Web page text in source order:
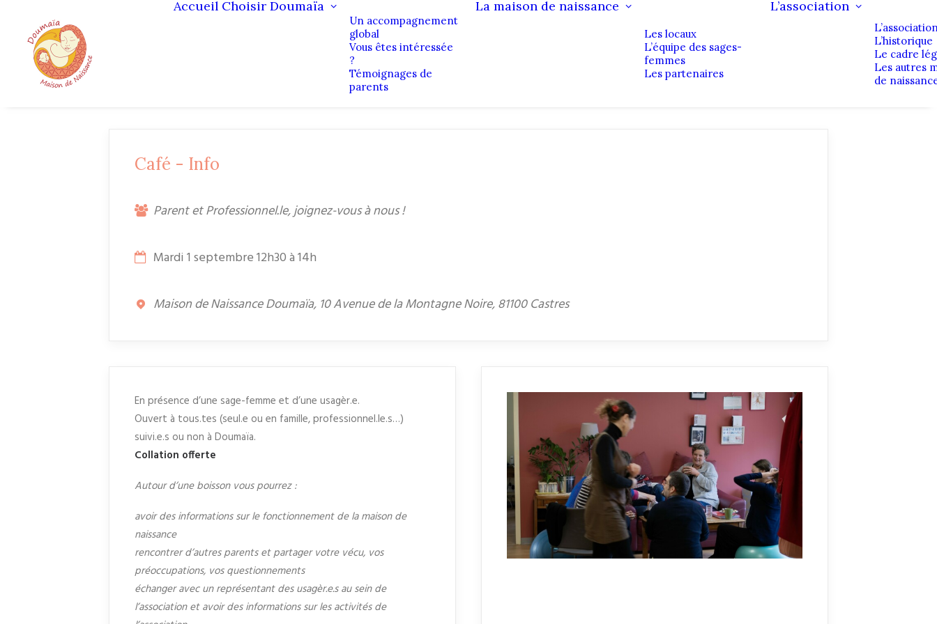
Accueil Choisir Doumaïa
Un accompagnement
global
Vous êtes intéressée
?
Témoignages de
parents
La maison de naissance
Les locaux
L’équipe des sages-
femmes
Les partenaires
L’association
L’historique
Le cadre
Les autres
de
Café - Info
Parent et Professionnel.le, joignez-vous à nous !
Mardi 1 septembre 12h30 à 14h
Maison de Naissance Doumaïa, 10 Avenue de la Montagne Noire, 81100 Castres
En présence d’une sage-femme et d’une usagèr.e.
Ouvert à tous.tes (seul.e ou en famille, professionnel.le.s…)
suivi.e.s ou non à Doumaïa.
Collation offerte
Autour d’une boisson vous pourrez :
avoir des informations sur le fonctionnement de la maison de
naissance
rencontrer d’autres parents et partager votre vécu, vos
préoccupations, vos questionnements
échanger avec un représentant des usagèr.e.s au sein de
l’association et avoir des informations sur les activités de